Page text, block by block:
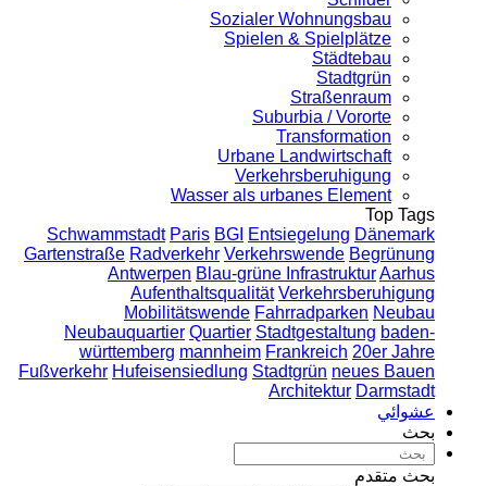
Sozialer Wohnungsbau
Spielen & Spielplätze
Städtebau
Stadtgrün
Straßenraum
Suburbia / Vororte
Transformation
Urbane Landwirtschaft
Verkehrsberuhigung
Wasser als urbanes Element
Top Tags
Schwammstadt Paris BGI Entsiegelung Dänemark
Gartenstraße Radverkehr Verkehrswende Begrünung
Antwerpen Blau-grüne InfrastrukturAarhus
Aufenthaltsqualität Verkehrsberuhigung
Mobilitätswende Fahrradparken Neubau
Neubauquartier Quartier Stadtgestaltung baden-
württemberg mannheim Frankreich 20er Jahre
Fußverkehr Hufeisensiedlung Stadtgrün neues Bauen
Architektur Darmstadt
عشوائي
بحث
بحث متقدم